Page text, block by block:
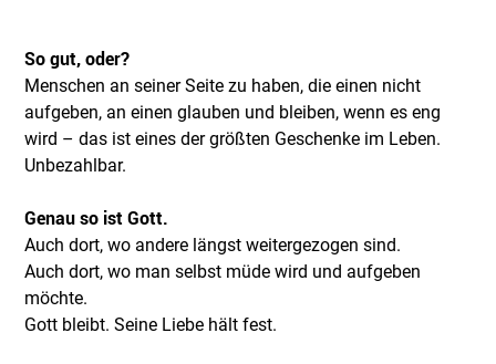
So gut, oder?
Menschen an seiner Seite zu haben, die einen nicht
aufgeben, an einen glauben und bleiben, wenn es eng
wird – das ist eines der größten Geschenke im Leben.
Unbezahlbar.
Genau so ist Gott.
Auch dort, wo andere längst weitergezogen sind.
Auch dort, wo man selbst müde wird und aufgeben
möchte.
Gott bleibt. Seine Liebe hält fest.